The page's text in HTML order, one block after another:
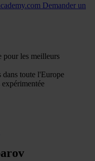
Demander un
pour les meilleurs
dans toute l'Europe